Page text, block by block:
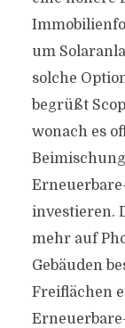
um
solche
begrüßt
wonach es
investieren.
mehr auf
Gebäuden
Freiflächen